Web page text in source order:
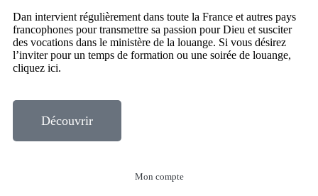
Dan intervient régulièrement dans toute la France et autres pays
francophones pour transmettre sa passion pour Dieu et susciter
des vocations dans le ministère de la louange. Si vous désirez
l’inviter pour un temps de formation ou une soirée de louange,
cliquez ici.
Découvrir
Mon compte